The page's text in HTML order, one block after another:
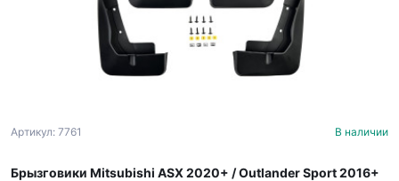
Артикул: 7761 В наличии
Брызговики Mitsubishi ASX 2020+ / Outlander Sport 2016+